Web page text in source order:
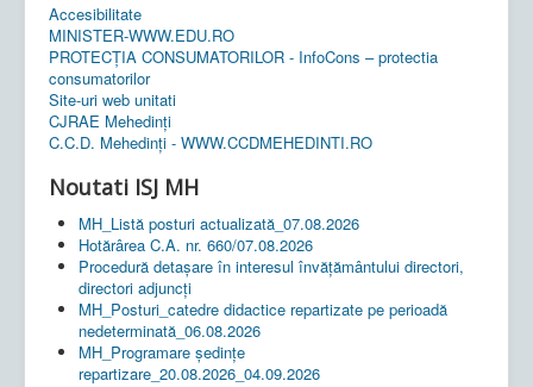
Accesibilitate
MINISTER-WWW.EDU.RO
PROTECȚIA CONSUMATORILOR - InfoCons – protectia
consumatorilor
Site-uri web unitati
CJRAE Mehedinți
C.C.D. Mehedinţi - WWW.CCDMEHEDINTI.RO
Noutati ISJ MH
MH_Listă posturi actualizată_07.08.2026
Hotărârea C.A. nr. 660/07.08.2026
Procedură detașare în interesul învățământului directori,
directori adjuncți
MH_Posturi_catedre didactice repartizate pe perioadă
nedeterminată_06.08.2026
MH_Programare ședințe
repartizare_20.08.2026_04.09.2026